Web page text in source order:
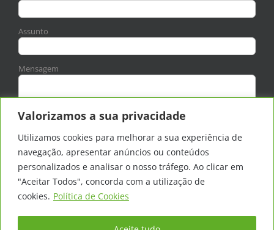
Valorizamos a sua privacidade
Utilizamos cookies para melhorar a sua experiência de
navegação, apresentar anúncios ou conteúdos
personalizados e analisar o nosso tráfego. Ao clicar em
"Aceitar Todos", concorda com a utilização de
cookies. Política de Cookies
Assunto
Mensagem
Aceito apolítica de privacidade